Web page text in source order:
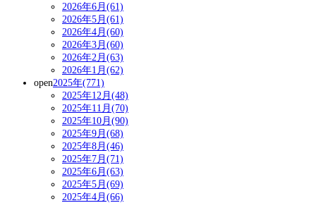
2026年6月(61)
2026年5月(61)
2026年4月(60)
2026年3月(60)
2026年2月(63)
2026年1月(62)
open2025年(771)
2025年12月(48)
2025年11月(70)
2025年10月(90)
2025年9月(68)
2025年8月(46)
2025年7月(71)
2025年6月(63)
2025年5月(69)
2025年4月(66)